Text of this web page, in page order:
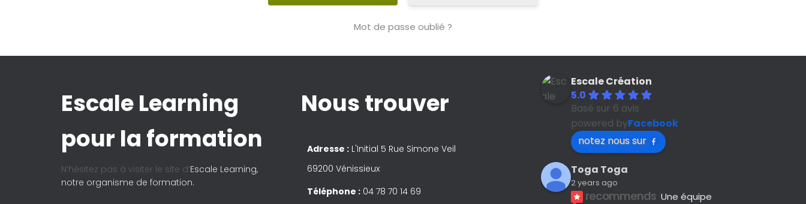
Mot de passe oublié ?
Escale Learning
pour la formation
N’hésitez pas à visiter le site d’Escale Learning,
notre organisme de formation.
Nous trouver
Adresse : L'Initial 5 Rue Simone Veil
69200 Vénissieux
Téléphone : 04 78 70 14 69
Escale Création
5.0
Basé sur 6 avis
powered byFacebook
notez nous sur
Toga Toga
2 years ago
recommends Une équipe